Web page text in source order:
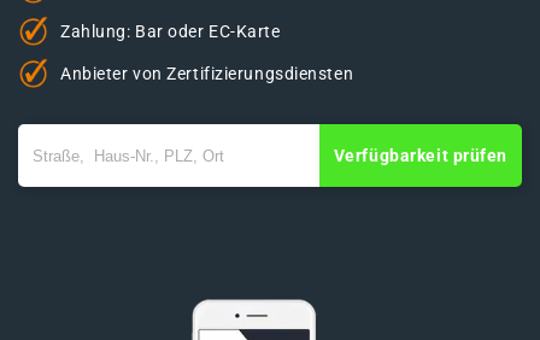
Zahlung: Bar oder EC-Karte
Anbieter von Zertifizierungsdiensten
Verfügbarkeit prüfen